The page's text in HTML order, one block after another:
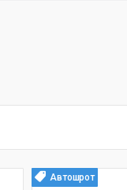
Автошрот